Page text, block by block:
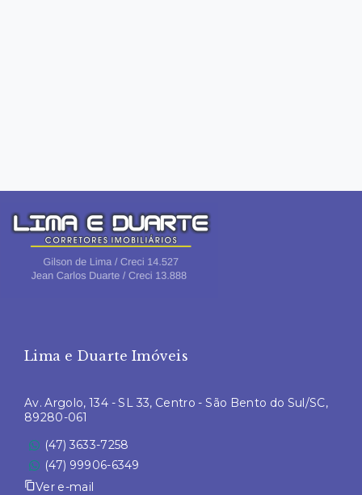
Lima e Duarte Imóveis
Av. Argolo, 134 - SL 33, Centro - São Bento do Sul/SC,
89280-061
(47) 3633-7258
(47) 99906-6349
Ver e-mail